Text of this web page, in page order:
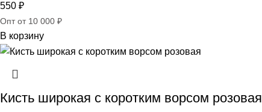
550 ₽
Опт от 10 000 ₽
В корзину
Кисть широкая c коротким ворсом розовая